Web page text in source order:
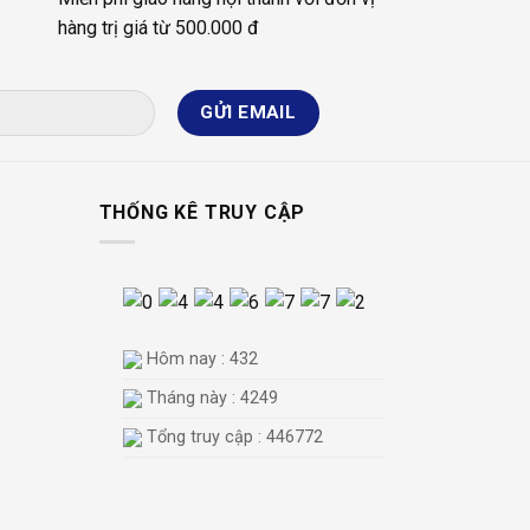
hàng trị giá từ 500.000 đ
THỐNG KÊ TRUY CẬP
Hôm nay : 432
Tháng này : 4249
Tổng truy cập : 446772